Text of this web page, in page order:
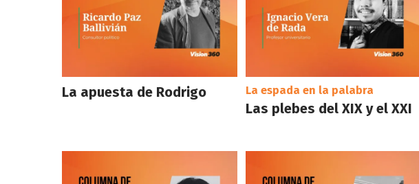
La apuesta de Rodrigo La espada en la palabra
Las plebes del XIX y el XXI